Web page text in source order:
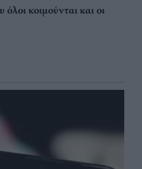
κοιμούνται και οι